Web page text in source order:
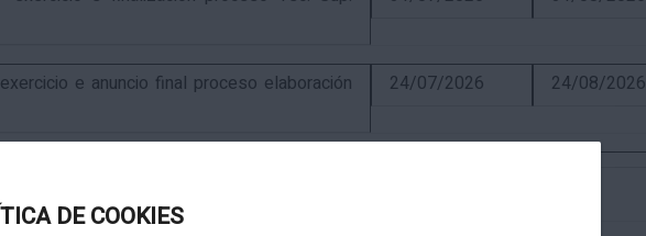
DE COOKIES
e anuncio final proceso elaboración
24/07/2026 24/08/2026
e puntuación provisional de concurso